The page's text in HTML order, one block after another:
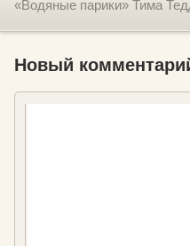
«Водяные парики» Тима
Новый